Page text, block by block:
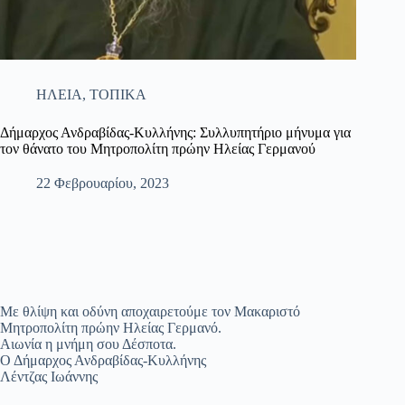
ΗΛΕΙΑ, ΤΟΠΙΚΑ
Δήμαρχος Ανδραβίδας-Κυλλήνης: Συλλυπητήριο μήνυμα για
τον θάνατο του Μητροπολίτη πρώην Ηλείας Γερμανού
22 Φεβρουαρίου, 2023
Με θλίψη και οδύνη αποχαιρετούμε τον Μακαριστό
Μητροπολίτη πρώην Ηλείας Γερμανό.
Αιωνία η μνήμη σου Δέσποτα.
Ο Δήμαρχος Ανδραβίδας-Κυλλήνης
Λέντζας Ιωάννης